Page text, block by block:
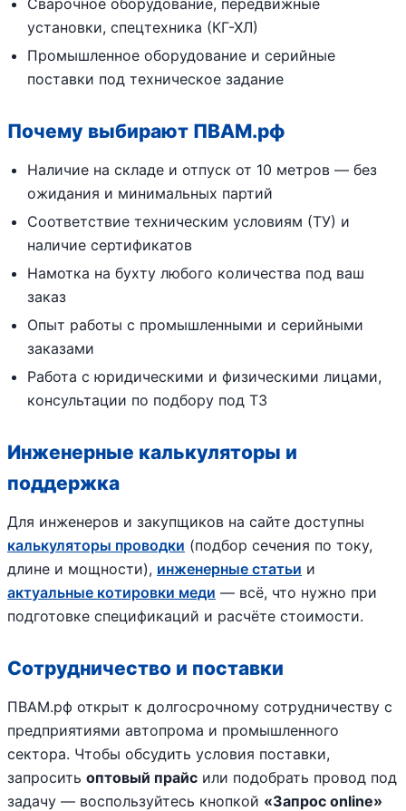
Сварочное оборудование, передвижные
установки, спецтехника (КГ-ХЛ)
Промышленное оборудование и серийные
поставки под техническое задание
Почему выбирают ПВАМ.рф
Наличие на складе и отпуск от 10 метров — без
ожидания и минимальных партий
Соответствие техническим условиям (ТУ) и
наличие сертификатов
Намотка на бухту любого количества под ваш
заказ
Опыт работы с промышленными и серийными
заказами
Работа с юридическими и физическими лицами,
консультации по подбору под ТЗ
Инженерные калькуляторы и
поддержка
Для инженеров и закупщиков на сайте доступны
калькуляторы проводки (подбор сечения по току,
длине и мощности), инженерные статьи и
актуальные котировки меди — всё, что нужно при
подготовке спецификаций и расчёте стоимости.
Сотрудничество и поставки
ПВАМ.рф открыт к долгосрочному сотрудничеству с
предприятиями автопрома и промышленного
сектора. Чтобы обсудить условия поставки,
запросить оптовый прайс или подобрать провод под
задачу — воспользуйтесь кнопкой «Запрос online»